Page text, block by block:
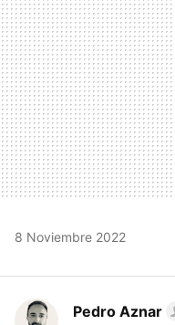
8 Noviembre 2022
Pedro Aznar